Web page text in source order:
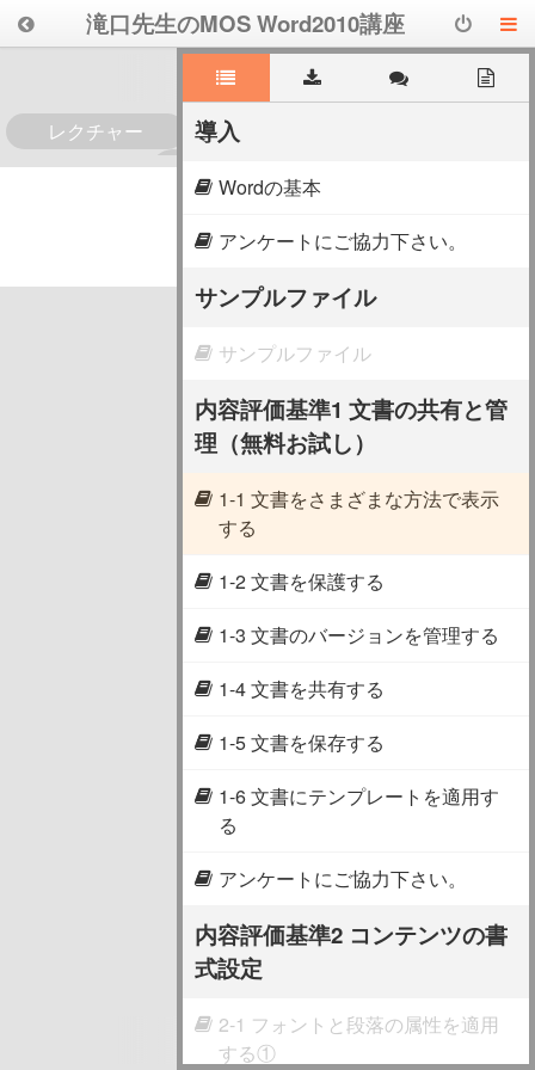
滝口先生のMOS Word2010講座
レクチャー
0
導入
Wordの基本
アンケートにご協力下さい。
サンプルファイル
サンプルファイル
内容評価基準1 文書の共有と管
理（無料お試し）
1-1 文書をさまざまな方法で表示
する
1-2 文書を保護する
1-3 文書のバージョンを管理する
1-4 文書を共有する
1-5 文書を保存する
1-6 文書にテンプレートを適用す
る
アンケートにご協力下さい。
内容評価基準2 コンテンツの書
式設定
2-1 フォントと段落の属性を適用
する①